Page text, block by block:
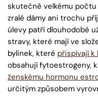
skutečně velkému
zralé dámy ani trochu
úlevy patří dlouhodobé
stravy, které mají ve
bylinek, které přispívají k
obsahují fytoestrogeny,
ženskému hormonu
určitým způsobem